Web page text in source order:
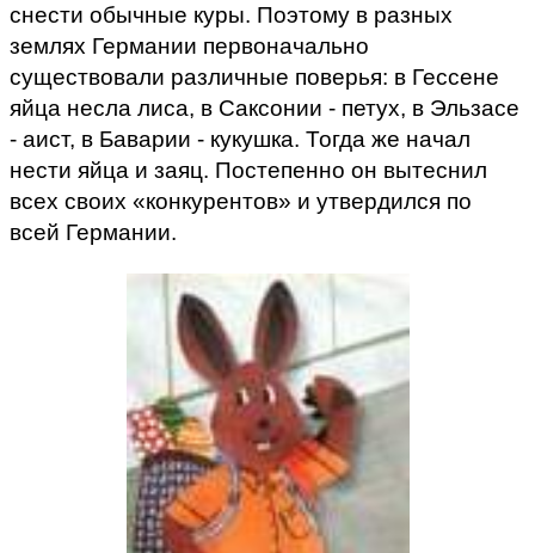
снести обычные куры. Поэтому в разных
землях Германии первоначально
существовали различные поверья: в Гессене
яйца несла лиса, в Саксонии - петух, в Эльзасе
- аист, в Баварии - кукушка. Тогда же начал
нести яйца и заяц. Постепенно он вытеснил
всех своих «конкурентов» и утвердился по
всей Германии.